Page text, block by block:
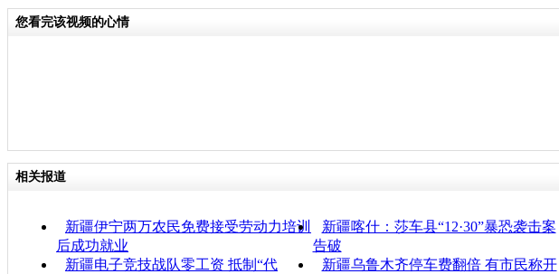
您看完该视频的心情
相关报道
新疆伊宁两万农民免费接受劳动力培训
后成功就业
新疆喀什：莎车县“12·30”暴恐袭击案
告破
新疆电子竞技战队零工资 抵制“代
新疆乌鲁木齐停车费翻倍 有市民称开